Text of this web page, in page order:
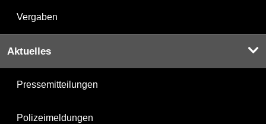
Vergaben
Aktuelles
Pressemitteilungen
Polizeimeldungen